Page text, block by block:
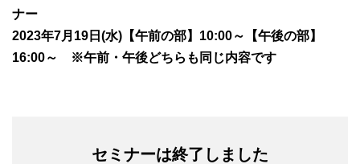
ナー
2023年7月19日(水)【午前の部】10:00～【午後の部】
16:00～ ※午前・午後どちらも同じ内容です
セミナーは終了しました